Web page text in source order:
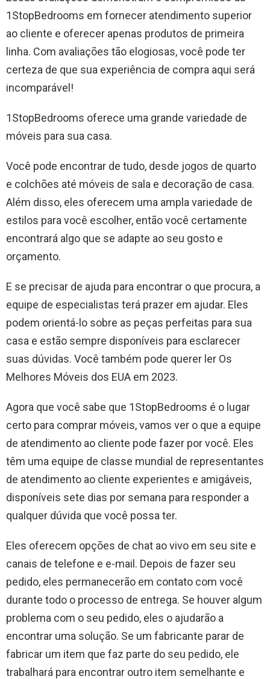
1StopBedrooms em fornecer atendimento superior
ao cliente e oferecer apenas produtos de primeira
linha. Com avaliações tão elogiosas, você pode ter
certeza de que sua experiência de compra aqui será
incomparável!
1StopBedrooms oferece uma grande variedade de
móveis para sua casa.
Você pode encontrar de tudo, desde jogos de quarto
e colchões até móveis de sala e decoração de casa.
Além disso, eles oferecem uma ampla variedade de
estilos para você escolher, então você certamente
encontrará algo que se adapte ao seu gosto e
orçamento.
E se precisar de ajuda para encontrar o que procura, a
equipe de especialistas terá prazer em ajudar. Eles
podem orientá-lo sobre as peças perfeitas para sua
casa e estão sempre disponíveis para esclarecer
suas dúvidas. Você também pode querer ler Os
Melhores Móveis dos EUA em 2023.
Agora que você sabe que 1StopBedrooms é o lugar
certo para comprar móveis, vamos ver o que a equipe
de atendimento ao cliente pode fazer por você. Eles
têm uma equipe de classe mundial de representantes
de atendimento ao cliente experientes e amigáveis,
disponíveis sete dias por semana para responder a
qualquer dúvida que você possa ter.
Eles oferecem opções de chat ao vivo em seu site e
canais de telefone e e-mail. Depois de fazer seu
pedido, eles permanecerão em contato com você
durante todo o processo de entrega. Se houver algum
problema com o seu pedido, eles o ajudarão a
encontrar uma solução. Se um fabricante parar de
fabricar um item que faz parte do seu pedido, ele
trabalhará para encontrar outro item semelhante e